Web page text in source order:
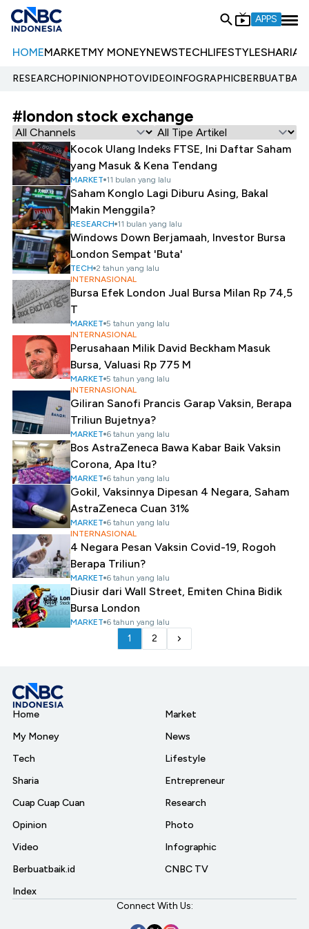
APPS
HOMEMARKETMY MONEYNEWSTECHLIFESTYLESHARIA
RESEARCHOPINIONPHOTOVIDEOINFOGRAPHIC
#london stock exchange
Kocok Ulang Indeks FTSE, Ini Daftar Saham
yang Masuk & Kena Tendang
MARKET 11 bulan yang lalu
Saham Konglo Lagi Diburu Asing, Bakal
Makin Menggila?
RESEARCH 11 bulan yang lalu
Windows Down Berjamaah, Investor Bursa
London Sempat 'Buta'
TECH 2 tahun yang lalu
INTERNASIONAL
Bursa Efek London Jual Bursa Milan Rp 74,5
T
MARKET 5 tahun yang lalu
INTERNASIONAL
Perusahaan Milik David Beckham Masuk
Bursa, Valuasi Rp 775 M
MARKET 5 tahun yang lalu
INTERNASIONAL
Giliran Sanofi Prancis Garap Vaksin, Berapa
Triliun Bujetnya?
MARKET 6 tahun yang lalu
Bos AstraZeneca Bawa Kabar Baik Vaksin
Corona, Apa Itu?
MARKET 6 tahun yang lalu
Gokil, Vaksinnya Dipesan 4 Negara, Saham
AstraZeneca Cuan 31%
MARKET 6 tahun yang lalu
INTERNASIONAL
4 Negara Pesan Vaksin Covid-19, Rogoh
Berapa Triliun?
MARKET 6 tahun yang lalu
Diusir dari Wall Street, Emiten China Bidik
Bursa London
MARKET 6 tahun yang lalu
1 2
Home
My Money
Tech
Sharia
Cuap Cuap Cuan
Opinion
Video
Berbuatbaik.id
Index
Market
News
Lifestyle
Entrepreneur
Research
Photo
Infographic
CNBC TV
Connect With Us: